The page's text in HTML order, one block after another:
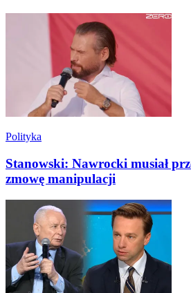
Polityka
Stanowski: Nawrocki musiał
zmowę manipulacji